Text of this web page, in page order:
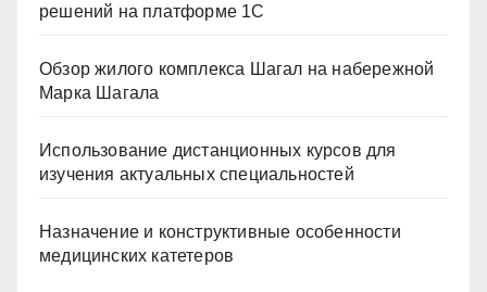
решений на платформе 1С
Обзор жилого комплекса Шагал на набережной
Марка Шагала
Использование дистанционных курсов для
изучения актуальных специальностей
Назначение и конструктивные особенности
медицинских катетеров